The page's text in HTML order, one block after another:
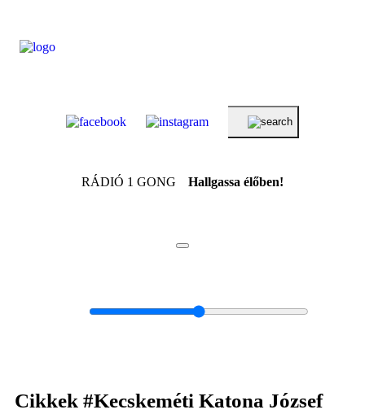
RÁDIÓ 1 GONG Hallgassa élőben!
Cikkek #Kecskeméti Katona József